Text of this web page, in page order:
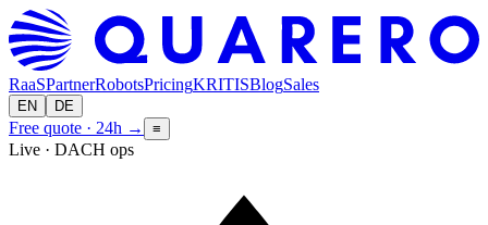
RaaSPartnerRobotsPricingKRITISBlogSales
EN DE
Free quote · 24h → ≡
Live · DACH ops